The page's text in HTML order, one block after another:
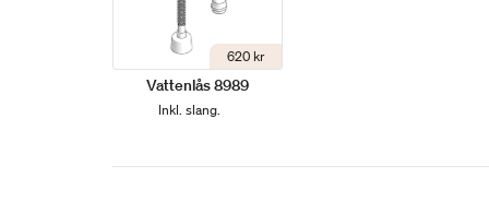
620 kr
Vattenlås 8989
Inkl. slang.